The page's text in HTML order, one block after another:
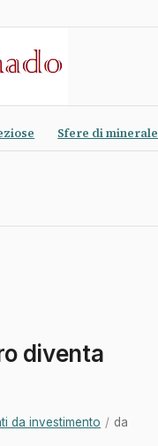
Sfere di minerale
diventa
da investimento / da